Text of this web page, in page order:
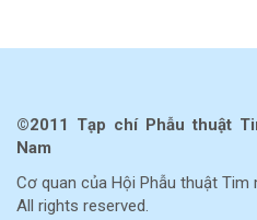
©2011 Tạp chí Phẫu thuật
Nam
Cơ quan của Hội Phẫu thuật Tim
All rights reserved.